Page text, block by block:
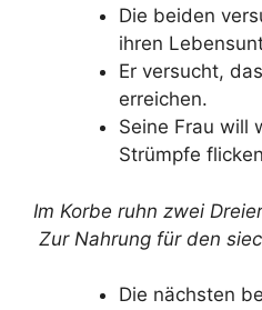
Die beiden
ihren
Er versucht,
erreichen.
Seine Frau will
Strümpfe
Im Korbe ruhn zwei
Zur Nahrung für den
Die nächsten